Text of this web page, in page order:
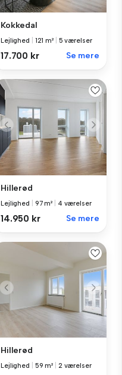
Kokkedal
Lejlighed 121 m² 5 værelser
17.700 kr Se mere
Hillerød
Lejlighed 97 m² 4 værelser
14.950 kr Se mere
Hillerød
Lejlighed 59 m² 2 værelser